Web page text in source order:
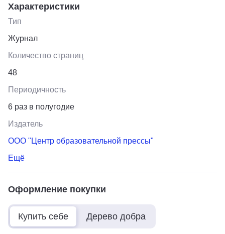
Характеристики
Тип
Журнал
Количество страниц
48
Периодичность
6 раз в полугодие
Издатель
ООО "Центр образовательной прессы"
Ещё
Оформление покупки
Купить себе Дерево добра